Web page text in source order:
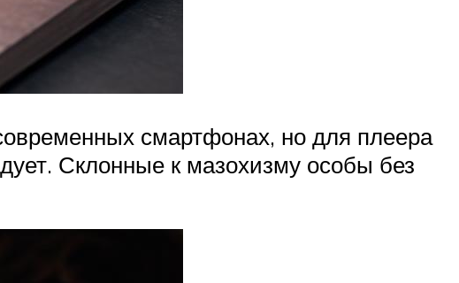
смартфонах, но для плеера
Склонные к мазохизму особы без